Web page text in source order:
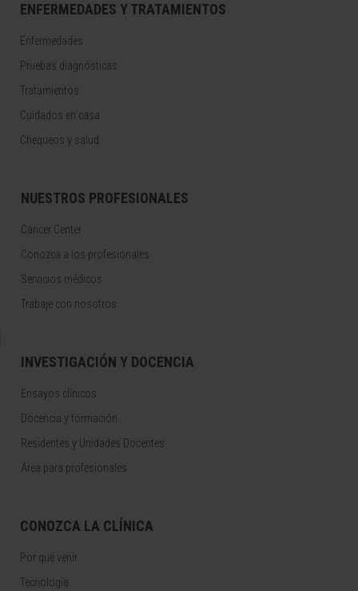
ENFERMEDADES Y TRATAMIENTOS
Enfermedades
Pruebas diagnósticas
Tratamientos
Cuidados en casa
Chequeos y salud
NUESTROS PROFESIONALES
Cancer Center
Conozca a los profesionales
Servicios médicos
Trabaje con nosotros
INVESTIGACIÓN Y DOCENCIA
Ensayos clínicos
Docencia y formación
Residentes y Unidades Docentes
Área para profesionales
CONOZCA LA CLÍNICA
Por qué venir
Tecnología